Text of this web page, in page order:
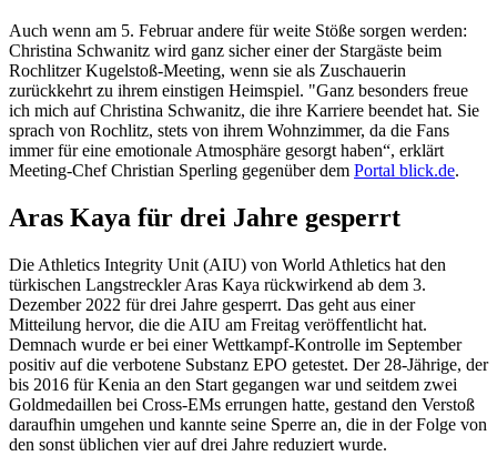
Auch wenn am 5. Februar andere für weite Stöße sorgen werden:
Christina Schwanitz wird ganz sicher einer der Stargäste beim
Rochlitzer Kugelstoß-Meeting, wenn sie als Zuschauerin
zurückkehrt zu ihrem einstigen Heimspiel. "Ganz besonders freue
ich mich auf Christina Schwanitz, die ihre Karriere beendet hat. Sie
sprach von Rochlitz, stets von ihrem Wohnzimmer, da die Fans
immer für eine emotionale Atmosphäre gesorgt haben“, erklärt
Meeting-Chef Christian Sperling gegenüber dem Portal blick.de.
Aras Kaya für drei Jahre gesperrt
Die Athletics Integrity Unit (AIU) von World Athletics hat den
türkischen Langstreckler Aras Kaya rückwirkend ab dem 3.
Dezember 2022 für drei Jahre gesperrt. Das geht aus einer
Mitteilung hervor, die die AIU am Freitag veröffentlicht hat.
Demnach wurde er bei einer Wettkampf-Kontrolle im September
positiv auf die verbotene Substanz EPO getestet. Der 28-Jährige, der
bis 2016 für Kenia an den Start gegangen war und seitdem zwei
Goldmedaillen bei Cross-EMs errungen hatte, gestand den Verstoß
daraufhin umgehen und kannte seine Sperre an, die in der Folge von
den sonst üblichen vier auf drei Jahre reduziert wurde.